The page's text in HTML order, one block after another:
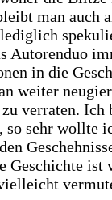
man auch
Autorenduo
in die
weiter
verraten. Ich
so sehr wollte
Geschichte ist